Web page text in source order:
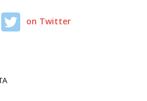
on Twitter